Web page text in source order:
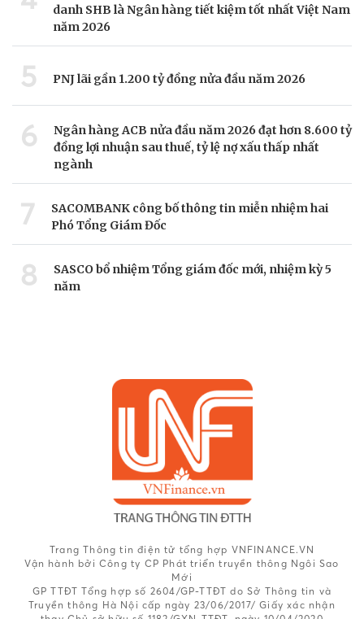
danh SHB là Ngân hàng tiết kiệm tốt nhất Việt Nam
năm 2026
5 PNJ lãi gần 1.200 tỷ đồng nửa đầu năm 2026
6
Ngân hàng ACB nửa đầu năm 2026 đạt hơn 8.600 tỷ
đồng lợi nhuận sau thuế, tỷ lệ nợ xấu thấp nhất
ngành
7
SACOMBANK công bố thông tin miễn nhiệm hai
Phó Tổng Giám Đốc
8
SASCO bổ nhiệm Tổng giám đốc mới, nhiệm kỳ 5
năm
Trang Thông tin điện tử tổng hợp VNFINANCE.VN
Vận hành bởi Công ty CP Phát triển truyền thông Ngôi Sao
Mới
GP TTĐT Tổng hợp số 2604/GP-TTĐT do Sở Thông tin và
Truyền thông Hà Nội cấp ngày 23/06/2017/ Giấy xác nhận